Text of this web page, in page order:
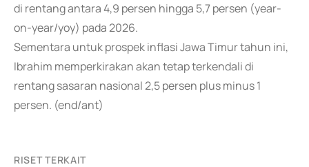
di rentang antara 4,9 persen hingga 5,7 persen (year-
on-year/yoy) pada 2026.
Sementara untuk prospek inflasi Jawa Timur tahun ini,
Ibrahim memperkirakan akan tetap terkendali di
rentang sasaran nasional 2,5 persen plus minus 1
persen. (end/ant)
RISET TERKAIT